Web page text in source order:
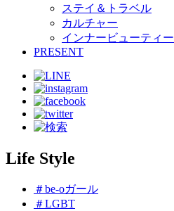
ステイ＆トラベル
カルチャー
インナービューティー
PRESENT
Life Style
＃be-oガール
＃LGBT